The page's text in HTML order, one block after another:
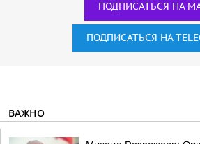
ПОДПИСАТЬСЯ НА
ПОДПИСАТЬСЯ НА
ВАЖНО